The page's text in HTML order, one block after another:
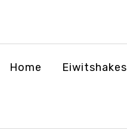
Home Eiwitshakes